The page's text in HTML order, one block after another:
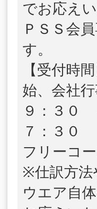
でお応え
ＰＳＳ会
す。
【受付時
始、会社
９：３０
７：３０
フリーコ
※仕訳方法
ウエア自